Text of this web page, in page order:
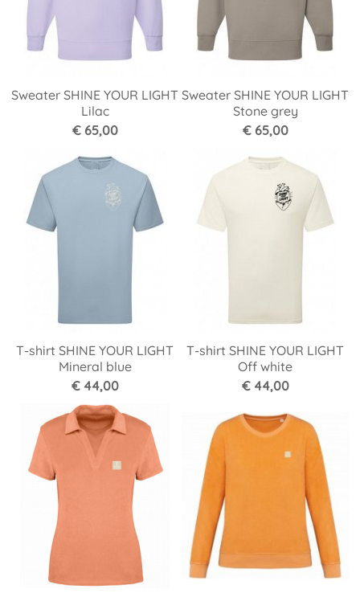
Sweater SHINE YOUR LIGHT
Lilac
€ 65,00
Sweater SHINE YOUR LIGHT
Stone grey
€ 65,00
T-shirt SHINE YOUR LIGHT
Mineral blue
€ 44,00
T-shirt SHINE YOUR LIGHT
Off white
€ 44,00